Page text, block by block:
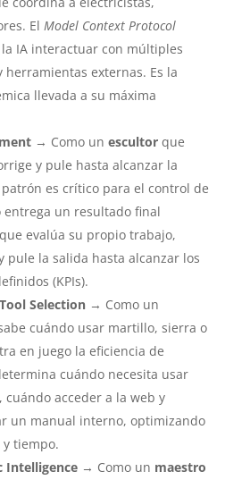
El Model Context Protocol
la IA interactuar con múltiples
herramientas externas. Es la
llevada a su máxima
→ Como un escultorque
y pule hasta alcanzar la
es crítico para el control de
entrega un resultado final
evalúa su propio trabajo,
pule la salida hasta alcanzar los
(KPIs).
Selection→ Como un
cuándo usar martillo, sierra o
en juego la eficiencia de
cuándo necesita usar
cuándo acceder a la web y
un manual interno, optimizando
tiempo.
Intelligence→ Como un maestro